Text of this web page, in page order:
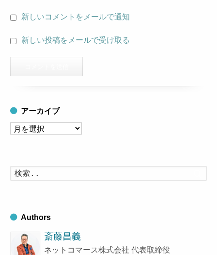
新しいコメントをメールで通知
新しい投稿をメールで受け取る
アーカイブ
ア
イ
ブ
索
Authors
斎藤昌義
ネットコマース株式会社 代表取締役